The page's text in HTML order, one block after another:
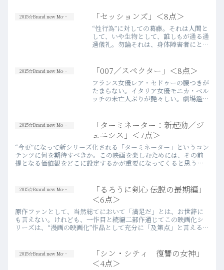
2015☆Brand new Movies 「セッションズ」＜8点＞
“性行為”に対しての葛藤。それは人間と
して、いや生物として、誰しもが通る通
過儀礼。勿論それは、身体障害者にとっ
けがちだ。この映画は、「障害者と性」
という、浅はかな固定観…more
2015☆Brand new Movies 「007／スペクター」＜8点＞
フランス女優レア・セドゥーの腰つきが
たまらない。イタリア女優モニカ・ベル
ッチの未亡人ぶりが艶々しい。劇場鑑賞
たものは、“ボンド・ガール”たちの“曲
線美”だった。非常に欲…more
2015☆Brand new Movies
「ターミネーター：新起動／ジ
ェニシス」＜7点＞
“今更”になって新シリーズ化される「ターミネーター」というコン
テンツに何を期待すべきか。この映画を楽しむためには、その前
提となる価値観をどこに設定するかが重要になってくると思う。
2015☆Brand new Movies
「るろうに剣心 伝説の最期編」
＜6点＞
原作ファンとして、当然総てにおいて「満足だ」とは、お世辞に
も言えない。けれども、一作目と続編二部作通じてこの映画化シ
リーズは、“漫画の映画化”作品として充分に「及第点」と言えるも
2015☆Brand new Movies
「シン・シティ 復讐の女神」
＜4点＞